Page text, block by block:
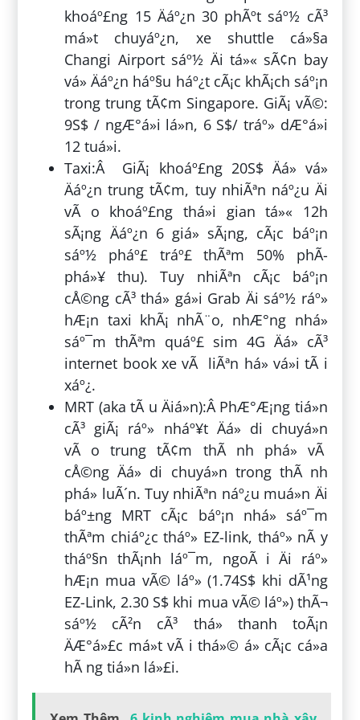
khoáº£ng 15 Äáº¿n 30 phÃºt sáº½ cÃ³
má»t chuyáº¿n, xe shuttle cá»§a
Changi Airport sáº½ Äi tá»« sÃ¢n bay
vá» Äáº¿n háº§u háº¿t cÃ¡c khÃ¡ch sáº¡n
trong trung tÃ¢m Singapore. GiÃ¡ vÃ©:
9S$ / ngÆ°á»i lá»n, 6 S$/ tráº» dÆ°á»i
12 tuá»i.
Taxi:Â GiÃ¡ khoáº£ng 20S$ Äá» vá»
Äáº¿n trung tÃ¢m, tuy nhiÃªn náº¿u Äi
vÃ o khoáº£ng thá»i gian tá»« 12h
sÃ¡ng Äáº¿n 6 giá» sÃ¡ng, cÃ¡c báº¡n
sáº½ pháº£ tráº£ thÃªm 50% phÃ­
phá»¥ thu). Tuy nhiÃªn cÃ¡c báº¡n
cÅ©ng cÃ³ thá» gá»i Grab Äi sáº½ ráº»
hÆ¡n taxi khÃ¡ nhÃ¨o, nhÆ°ng nhá»
sáº¯m thÃªm quáº£ sim 4G Äá» cÃ³
internet book xe vÃ liÃªn há» vá»i tÃ i
xáº¿.
MRT (aka tÃ u Äiá»n):Â PhÆ°Æ¡ng tiá»n
cÃ³ giÃ¡ ráº» nháº¥t Äá» di chuyá»n
vÃ o trung tÃ¢m thÃ nh phá» vÃ
cÅ©ng Äá» di chuyá»n trong thÃ nh
phá» luÃ´n. Tuy nhiÃªn náº¿u muá»n Äi
báº±ng MRT cÃ¡c báº¡n nhá» sáº¯m
thÃªm chiáº¿c tháº» EZ-link, tháº» nÃ y
tháº§n thÃ¡nh láº¯m, ngoÃ i Äi ráº»
hÆ¡n mua vÃ© láº» (1.74S$ khi dÃ¹ng
EZ-Link, 2.30 S$ khi mua vÃ© láº») thÃ¬
sáº½ cÃ²n cÃ³ thá» thanh toÃ¡n
ÄÆ°á»£c má»t vÃ i thá»© á» cÃ¡c cá»­a
hÃ ng tiá»n lá»£i.